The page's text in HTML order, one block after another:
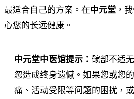
最适合自己的方案。在中元堂 ，
心您的长远健康。
中元堂中医馆提示： 髋部不适
忽造成终身遗憾。如果您或您
痛、活动受限等问题的困扰，